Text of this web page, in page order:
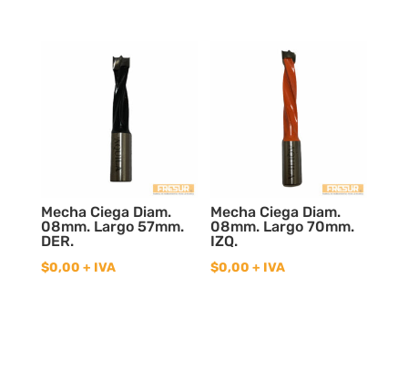
Mecha Ciega Diam.
08mm. Largo 57mm.
DER.
$0,00 + IVA
Mecha Ciega Diam.
08mm. Largo 70mm.
IZQ.
$0,00 + IVA